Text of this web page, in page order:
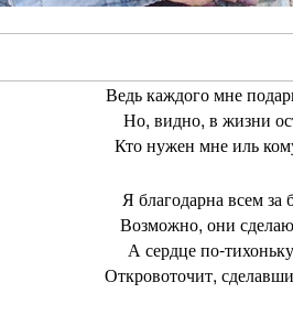
Ведь каждого мне
Но, видно, в жизни
Кто нужен мне иль
Я благодарна всем за
Возможно, они
А сердце по-
Откровоточит,